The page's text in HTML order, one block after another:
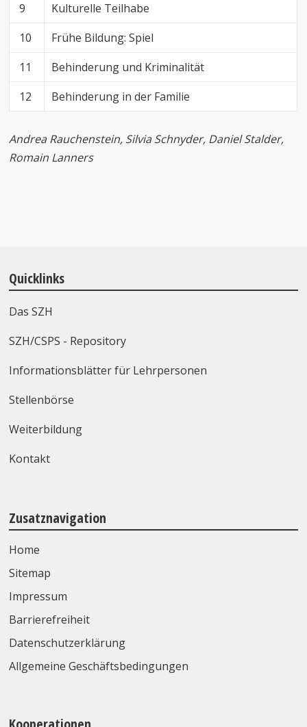
9
Kulturelle Teilhabe
10
Frühe Bildung: Spiel
11
Behinderung und Kriminalität
12
Behinderung in der Familie
Andrea Rauchenstein, Silvia Schnyder, Daniel Stalder,
Romain Lanners
Quicklinks
Das SZH
SZH/CSPS - Repository
Informationsblätter für Lehrpersonen
Stellenbörse
Weiterbildung
Kontakt
Zusatznavigation
Home
Sitemap
Impressum
Barrierefreiheit
Datenschutzerklärung
Allgemeine Geschäftsbedingungen